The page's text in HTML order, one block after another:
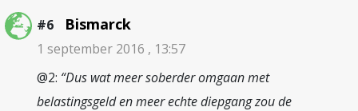
#6 Bismarck
1 september 2016 , 13:57
@2: “Dus wat meer soberder omgaan met
belastingsgeld en meer echte diepgang zou de